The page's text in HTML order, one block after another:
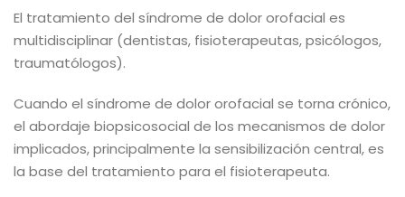
El tratamiento del síndrome de dolor orofacial es
multidisciplinar (dentistas, fisioterapeutas, psicólogos,
traumatólogos).
Cuando el síndrome de dolor orofacial se torna crónico,
el abordaje biopsicosocial de los mecanismos de dolor
implicados, principalmente la sensibilización central, es
la base del tratamiento para el fisioterapeuta.